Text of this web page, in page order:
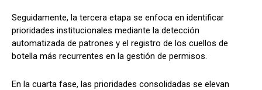
Seguidamente, la tercera etapa se enfoca en identificar
prioridades institucionales mediante la detección
automatizada de patrones y el registro de los cuellos de
botella más recurrentes en la gestión de permisos.
En la cuarta fase, las prioridades consolidadas se elevan